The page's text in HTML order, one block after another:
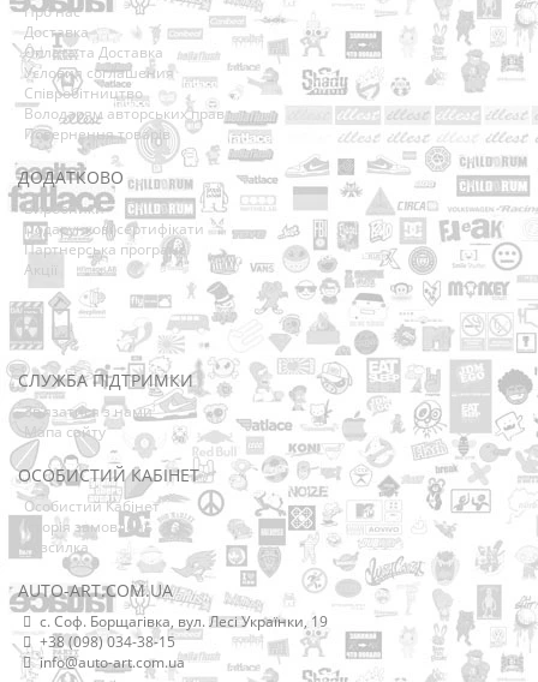
Про нас
Доставка
Оплата та Доставка
Условия соглашения
Співробітництво
Володарям авторських прав
Повернення товарів
ДОДАТКОВО
Виробники
Подарункові сертифікати
Партнерська програма
Акції
СЛУЖБА ПІДТРИМКИ
Зв’язатися з нами
Мапа сайту
ОСОБИСТИЙ КАБІНЕТ
Особистий Кабінет
Історія замовлень
Розсилка
AUTO-ART.COM.UA
с. Соф. Борщагівка, вул. Лесі Українки, 19
+38 (098) 034-38-15
info@auto-art.com.ua